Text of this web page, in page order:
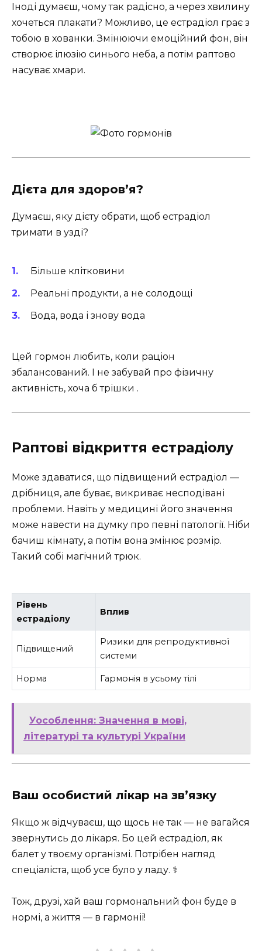
Іноді думаєш, чому так радісно, а через хвилину
хочеться плакати? Можливо, це естрадіол грає з
тобою в хованки. Змінюючи емоційний фон, він
створює ілюзію синього неба, а потім раптово
насуває хмари.
Дієта для здоров’я?
Думаєш, яку дієту обрати, щоб естрадіол
тримати в узді?
Більше клітковини
Реальні продукти, а не солодощі
Вода, вода і знову вода
Цей гормон любить, коли раціон
збалансований. І не забувай про фізичну
активність, хоча б трішки .
Раптові відкриття естрадіолу
Може здаватися, що підвищений естрадіол —
дрібниця, але буває, викриває несподівані
проблеми. Навіть у медицині його значення
може навести на думку про певні патології. Ніби
бачиш кімнату, а потім вона змінює розмір.
Такий собі магічний трюк.
Рівень
естрадіолу
Вплив
Підвищений
Ризики для репродуктивної
системи
Норма Гармонія в усьому тілі
Уособлення: Значення в мові,
літературі та культурі України
Ваш особистий лікар на зв’язку
Якщо ж відчуваєш, що щось не так — не вагайся
звернутись до лікаря. Бо цей естрадіол, як
балет у твоєму організмі. Потрібен нагляд
спеціаліста, щоб усе було у ладу. ‍⚕️
Тож, друзі, хай ваш гормональний фон буде в
нормі, а життя — в гармонії!